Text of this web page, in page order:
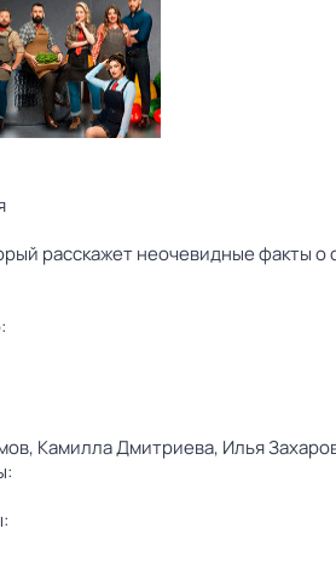
расскажет неочевидные факты
Камилла Дмитриева, Илья